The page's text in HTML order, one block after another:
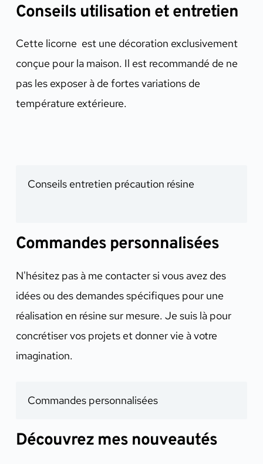
Conseils utilisation et entretien
Cette licorne est une décoration exclusivement
conçue pour la maison. Il est recommandé de ne
pas les exposer à de fortes variations de
température extérieure.
Conseils entretien précaution résine
Commandes personnalisées
N'hésitez pas à me contacter si vous avez des
idées ou des demandes spécifiques pour une
réalisation en résine sur mesure. Je suis là pour
concrétiser vos projets et donner vie à votre
imagination.
Commandes personnalisées
Découvrez mes nouveautés